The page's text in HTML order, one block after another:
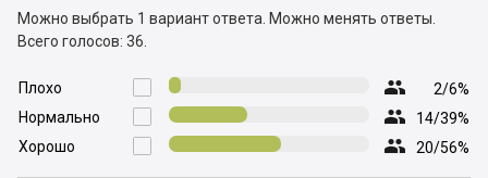
Можно выбрать 1 вариант ответа. Можно менять ответы.
Всего голосов: 36.

Плохо  2/6%

Нормально  14/39%

Хорошо  20/56%